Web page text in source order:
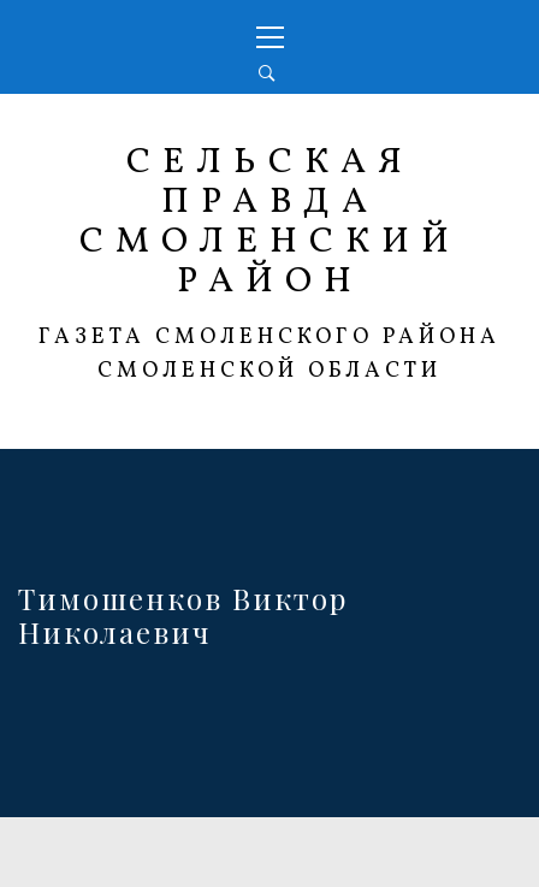
меню
СЕЛЬСКАЯ
ПРАВДА
СМОЛЕНСКИЙ
РАЙОН
ГАЗЕТА СМОЛЕНСКОГО РАЙОНА
СМОЛЕНСКОЙ ОБЛАСТИ
Тимошенков Виктор
Николаевич